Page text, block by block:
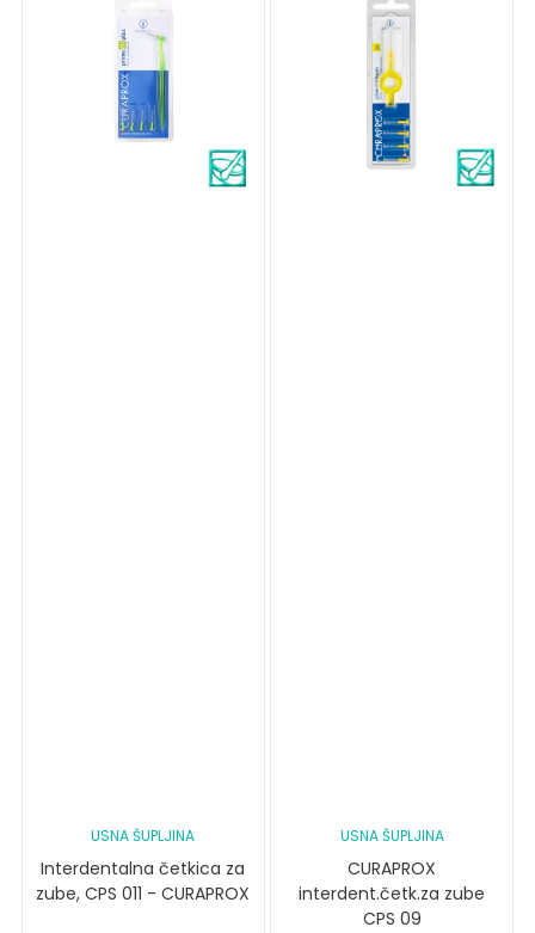
USNA ŠUPLJINA
Interdentalna četkica za
zube, CPS 011 - CURAPROX
USNA ŠUPLJINA
CURAPROX
interdent.četk.za zube
CPS 09